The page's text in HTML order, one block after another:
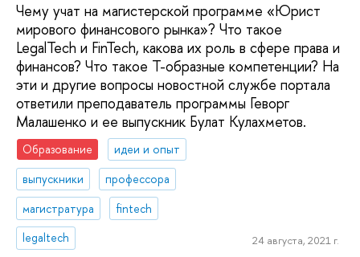
Чему учат на магистерской программе «Юрист
мирового финансового рынка»? Что такое
LegalTech и FinTech, какова их роль в сфере права и
финансов? Что такое Т-образные компетенции? На
эти и другие вопросы новостной службе портала
ответили преподаватель программы Геворг
Малашенко и ее выпускник Булат Кулахметов.
Образование
идеи и опыт
выпускники
профессора
магистратура
fintech
legaltech
24 августа, 2021 г.